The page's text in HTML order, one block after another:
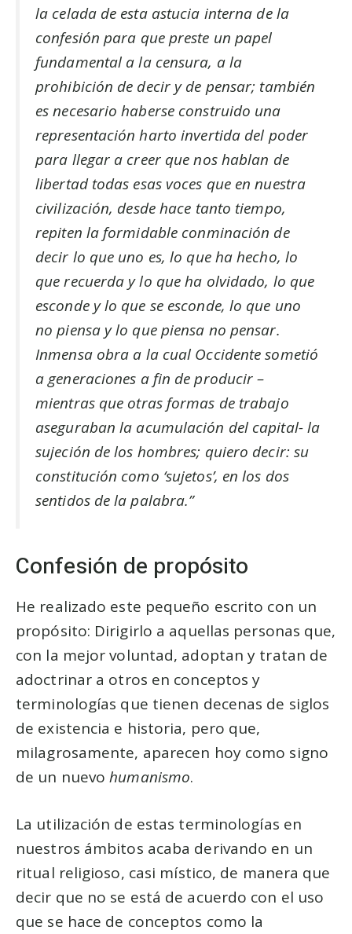
la celada de esta astucia interna de la
confesión para que preste un papel
fundamental a la censura, a la
prohibición de decir y de pensar; también
es necesario haberse construido una
representación harto invertida del poder
para llegar a creer que nos hablan de
libertad todas esas voces que en nuestra
civilización, desde hace tanto tiempo,
repiten la formidable conminación de
decir lo que uno es, lo que ha hecho, lo
que recuerda y lo que ha olvidado, lo que
esconde y lo que se esconde, lo que uno
no piensa y lo que piensa no pensar.
Inmensa obra a la cual Occidente sometió
a generaciones a fin de producir –
mientras que otras formas de trabajo
aseguraban la acumulación del capital- la
sujeción de los hombres; quiero decir: su
constitución como ‘sujetos’, en los dos
sentidos de la palabra.”
Confesión de propósito
He realizado este pequeño escrito con un
propósito: Dirigirlo a aquellas personas que,
con la mejor voluntad, adoptan y tratan de
adoctrinar a otros en conceptos y
terminologías que tienen decenas de siglos
de existencia e historia, pero que,
milagrosamente, aparecen hoy como signo
de un nuevohumanismo.
La utilización de estas terminologías en
nuestros ámbitos acaba derivando en un
ritual religioso, casi místico, de manera que
decir que no se está de acuerdo con el uso
que se hace de conceptos como la